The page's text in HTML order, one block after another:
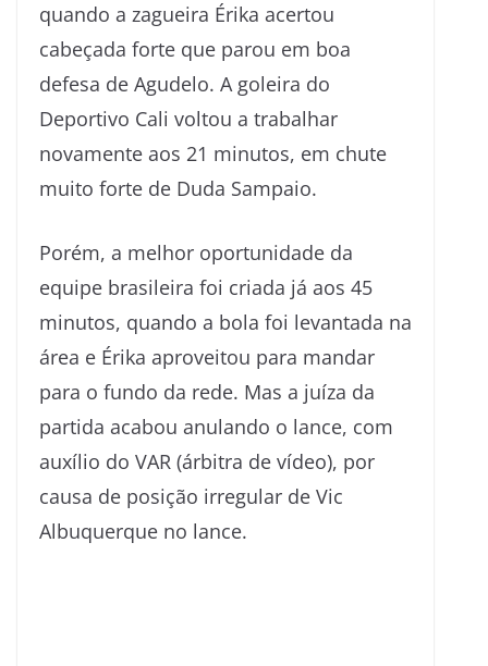
quando a zagueira Érika acertou
cabeçada forte que parou em boa
defesa de Agudelo. A goleira do
Deportivo Cali voltou a trabalhar
novamente aos 21 minutos, em chute
muito forte de Duda Sampaio.
Porém, a melhor oportunidade da
equipe brasileira foi criada já aos 45
minutos, quando a bola foi levantada na
área e Érika aproveitou para mandar
para o fundo da rede. Mas a juíza da
partida acabou anulando o lance, com
auxílio do VAR (árbitra de vídeo), por
causa de posição irregular de Vic
Albuquerque no lance.